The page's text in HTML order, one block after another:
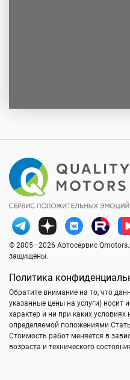
© 2005—2026 Автосервис
защищены.
Политика
Обратите внимание на то, что
указанные цены на услуги) носит
характер и ни при каких
определяемой положениями
Стоимость работ меняется в
возраста и технического